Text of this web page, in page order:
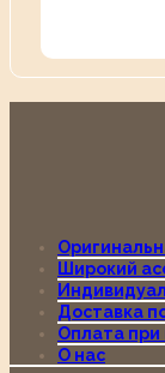
Широкий
Доставка
Оплата при
О нас